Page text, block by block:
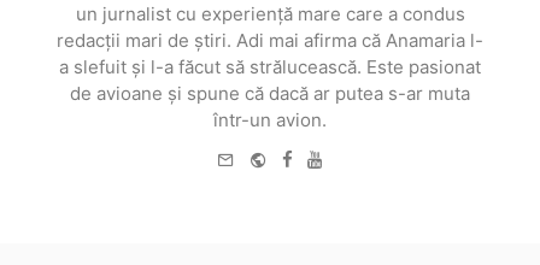
un jurnalist cu experiență mare care a condus
redacții mari de știri. Adi mai afirma că Anamaria l-
a slefuit și l-a făcut să strălucească. Este pasionat
de avioane și spune că dacă ar putea s-ar muta
într-un avion.
e-
WebsiteFacebook